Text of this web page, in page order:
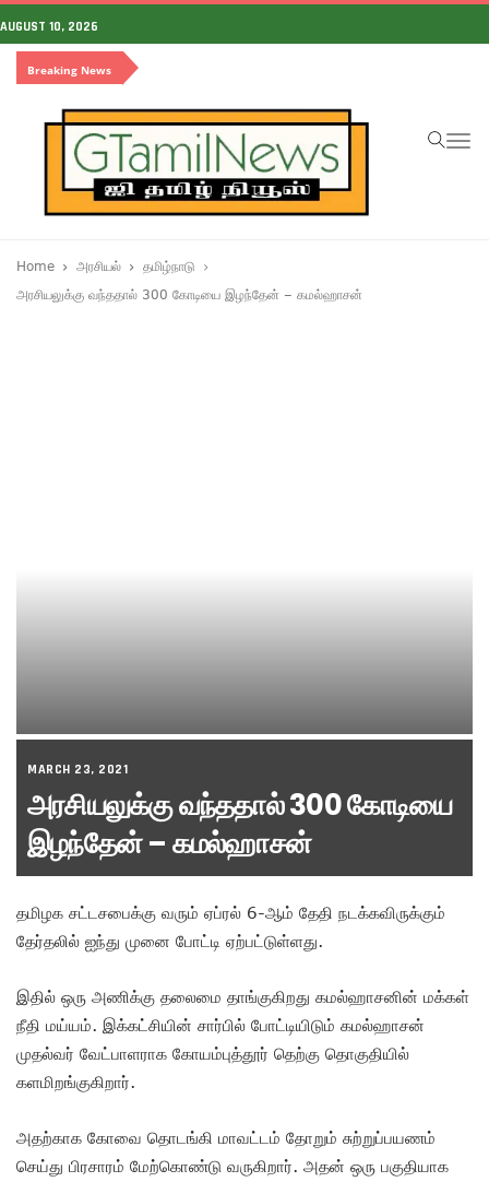
AUGUST 10, 2026
Breaking News
Home அரசியல்
தமிழ்நாடு
அரசியலுக்கு வந்ததால் 300 கோடியை இழந்தேன் – கமல்ஹாசன்
MARCH 23, 2021
அரசியலுக்கு வந்ததால் 300 கோடியை
இழந்தேன் – கமல்ஹாசன்
தமிழக சட்டசபைக்கு வரும் ஏப்ரல் 6-ஆம் தேதி நடக்கவிருக்கும்
தேர்தலில் ஐந்து முனை போட்டி ஏற்பட்டுள்ளது.
இதில் ஒரு அணிக்கு தலைமை தாங்குகிறது கமல்ஹாசனின் மக்கள்
நீதி மய்யம். இக்கட்சியின் சார்பில் போட்டியிடும் கமல்ஹாசன்
முதல்வர் வேட்பாளராக கோயம்புத்தூர் தெற்கு தொகுதியில்
களமிறங்குகிறார்.
அதற்காக கோவை தொடங்கி மாவட்டம் தோறும் சுற்றுப்பயணம்
செய்து பிரசாரம் மேற்கொண்டு வருகிறார். அதன் ஒரு பகுதியாக